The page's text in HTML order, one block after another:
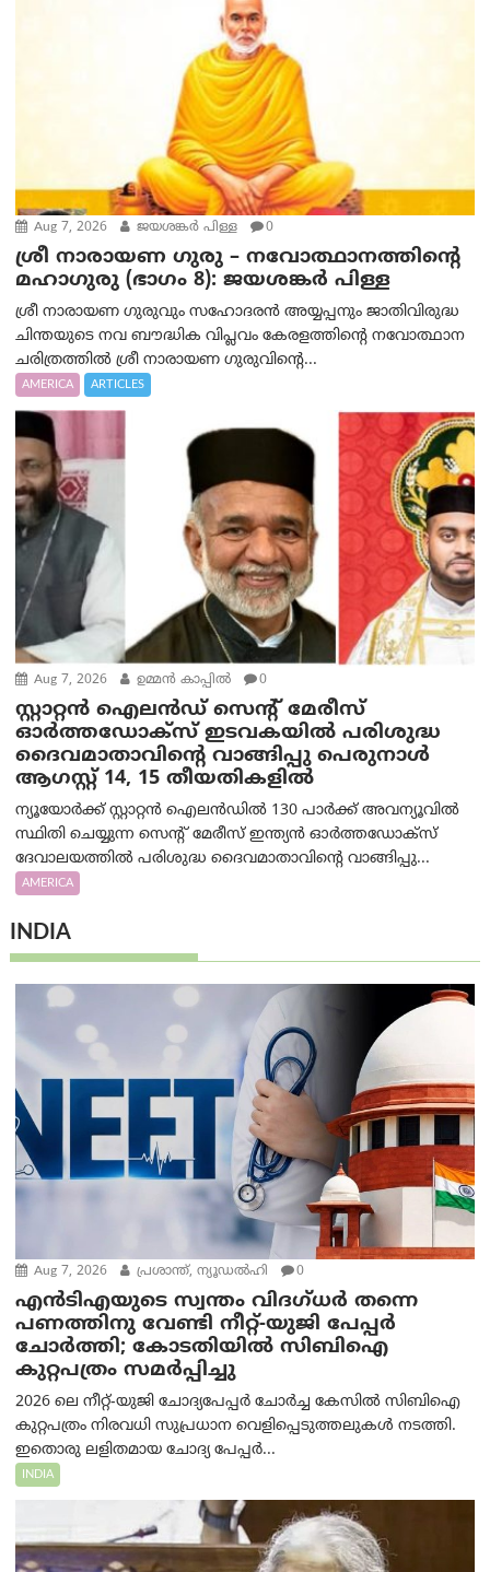
Aug 7, 2026 ജയശങ്കര്‍ പിള്ള 0
ശ്രീ നാരായണ ഗുരു – നവോത്ഥാനത്തിന്റെ
മഹാഗുരു (ഭാഗം 8): ജയശങ്കര്‍ പിള്ള
ശ്രീ നാരായണ ഗുരുവും സഹോദരൻ അയ്യപ്പനും ജാതിവിരുദ്ധ
ചിന്തയുടെ നവ ബൗദ്ധിക വിപ്ലവം കേരളത്തിന്റെ നവോത്ഥാന
ചരിത്രത്തിൽ ശ്രീ നാരായണ ഗുരുവിന്റെ...
AMERICA ARTICLES
Aug 7, 2026 ഉമ്മന്‍ കാപ്പില്‍ 0
സ്റ്റാറ്റൻ ഐലൻഡ് സെന്റ് മേരീസ്
ഓർത്തഡോക്സ് ഇടവകയിൽ പരിശുദ്ധ
ദൈവമാതാവിന്റെ വാങ്ങിപ്പു പെരുനാൾ
ആഗസ്റ്റ് 14, 15 തീയതികളിൽ
ന്യൂയോർക്ക് സ്റ്റാറ്റൻ ഐലൻഡിൽ 130 പാർക്ക് അവന്യൂവിൽ
സ്ഥിതി ചെയ്യുന്ന സെന്റ് മേരീസ് ഇന്ത്യൻ ഓർത്തഡോക്സ്
ദേവാലയത്തിൽ പരിശുദ്ധ ദൈവമാതാവിന്റെ വാങ്ങിപ്പു...
AMERICA
INDIA
Aug 7, 2026 പ്രശാന്ത്, ന്യൂഡല്‍ഹി 0
എൻ‌ടി‌എയുടെ സ്വന്തം വിദഗ്ധർ തന്നെ
പണത്തിനു വേണ്ടി നീറ്റ്-യു‌ജി പേപ്പർ
ചോർത്തി; കോടതിയില്‍ സിബിഐ
കുറ്റപത്രം സമര്‍പ്പിച്ചു
2026 ലെ നീറ്റ്-യുജി ചോദ്യപേപ്പർ ചോർച്ച കേസിൽ സിബിഐ
കുറ്റപത്രം നിരവധി സുപ്രധാന വെളിപ്പെടുത്തലുകൾ നടത്തി.
ഇതൊരു ലളിതമായ ചോദ്യ പേപ്പർ...
INDIA